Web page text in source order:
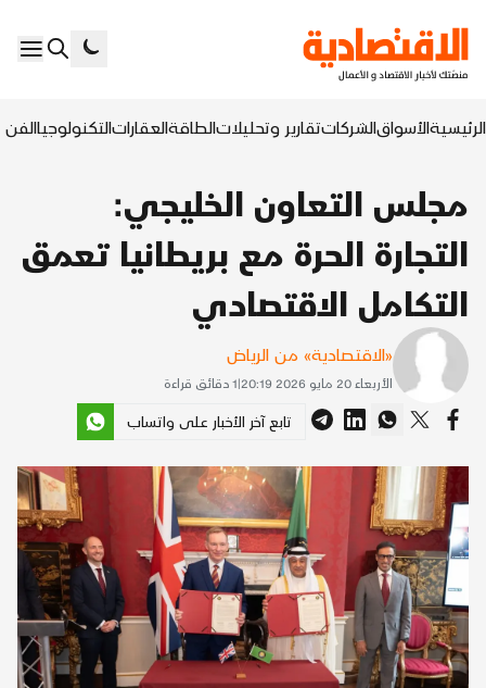
الرئيسيةالأسواقالشركاتتقارير وتحليلاتالطاقةالعقاراتالتكنولوجياالفن
مجلس التعاون الخليجي:
التجارة الحرة مع بريطانيا تعمق
التكامل الاقتصادي
«الاقتصادية» من الرياض
الأربعاء 20 مايو 2026 20:19 |
1 دقائق قراءة
تابع آخر الأخبار على واتساب